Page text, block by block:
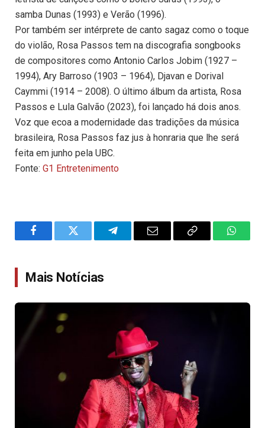
samba Dunas (1993) e Verão (1996).
Por também ser intérprete de canto sagaz como o toque
do violão, Rosa Passos tem na discografia songbooks
de compositores como Antonio Carlos Jobim (1927 –
1994), Ary Barroso (1903 – 1964), Djavan e Dorival
Caymmi (1914 – 2008). O último álbum da artista, Rosa
Passos e Lula Galvão (2023), foi lançado há dois anos.
Voz que ecoa a modernidade das tradições da música
brasileira, Rosa Passos faz jus à honraria que lhe será
feita em junho pela UBC.
Fonte: G1 Entretenimento
FacebookTwitter TelegramEmail
Copy
Mais Notícias